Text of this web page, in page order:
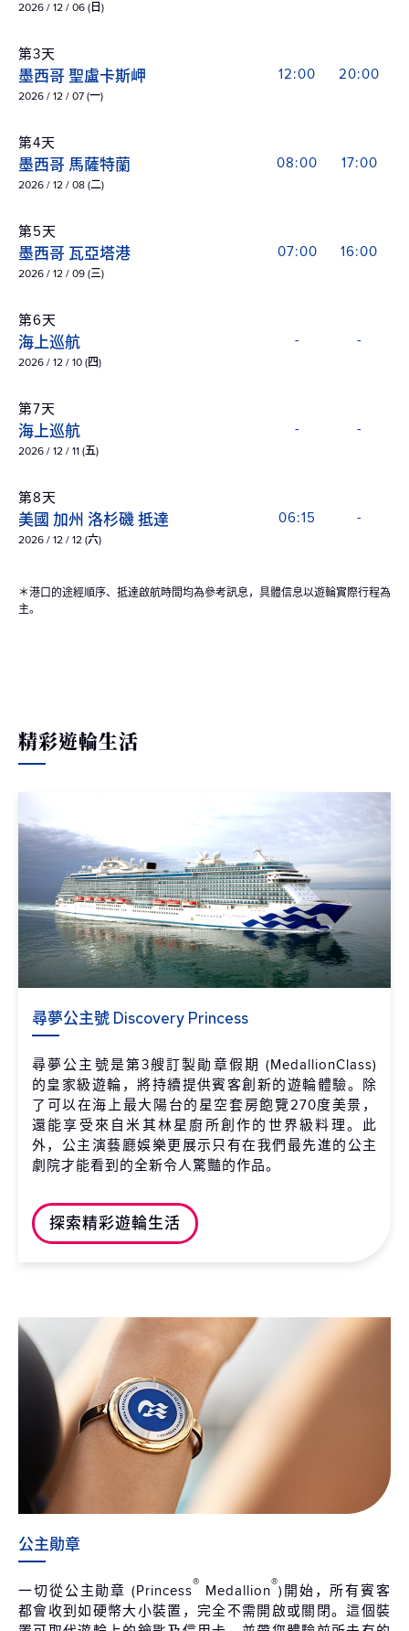
2026 / 12 / 06 (日)
第3天
墨西哥 聖盧卡斯岬
2026 / 12 / 07 (一)
12:00 20:00
第4天
墨西哥 馬薩特蘭
2026 / 12 / 08 (二)
08:00 17:00
第5天
墨西哥 瓦亞塔港
2026 / 12 / 09 (三)
07:00 16:00
第6天
海上巡航
2026 / 12 / 10 (四)
- -
第7天
海上巡航
2026 / 12 / 11 (五)
- -
第8天
美國 加州 洛杉磯 抵達
2026 / 12 / 12 (六)
06:15 -
＊港口的途經順序、抵達啟航時間均為參考訊息，具體信息以遊輪實際行程為
主。
精彩遊輪生活
尋夢公主號 Discovery Princess
尋夢公主號是第3艘訂製勛章假期 (MedallionClass)
的皇家級遊輪，將持續提供賓客創新的遊輪體驗。除
了可以在海上最大陽台的星空套房飽覽270度美景，
還能享受來自米其林星廚所創作的世界級料理。此
外，公主演藝廳娛樂更展示只有在我們最先進的公主
劇院才能看到的全新令人驚豔的作品。
探索精彩遊輪生活
公主勛章
一切從公主勛章 (Princess® Medallion®)開始，所有賓客
都會收到如硬幣大小裝置，完全不需開啟或關閉。這個裝